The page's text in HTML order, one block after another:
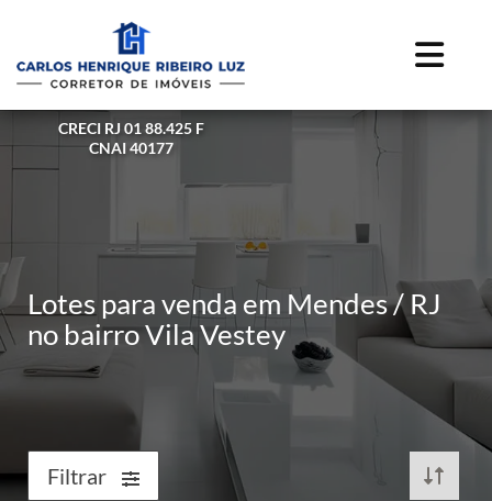
CRECI RJ 01 88.425 F
CNAI 40177
Lotes para venda em Mendes / RJ
no bairro Vila Vestey
Filtrar